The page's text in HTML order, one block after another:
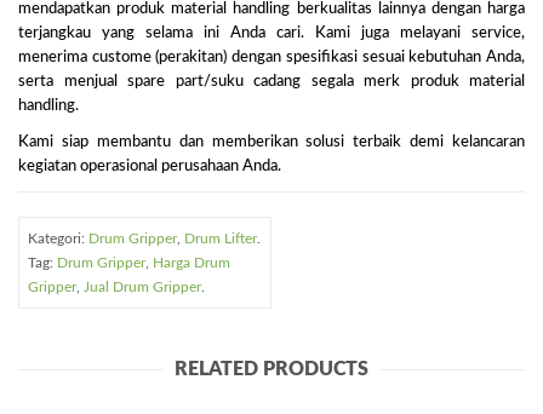
mendapatkan produk material handling berkualitas lainnya dengan harga
terjangkau yang selama ini Anda cari. Kami juga melayani service,
menerima custome (perakitan) dengan spesifikasi sesuai kebutuhan Anda,
serta menjual spare part/suku cadang segala merk produk material
handling.
Kami siap membantu dan memberikan solusi terbaik demi kelancaran
kegiatan operasional perusahaan Anda.
Kategori: Drum Gripper, Drum Lifter.
Tag: Drum Gripper, Harga Drum
Gripper, Jual Drum Gripper.
RELATED PRODUCTS